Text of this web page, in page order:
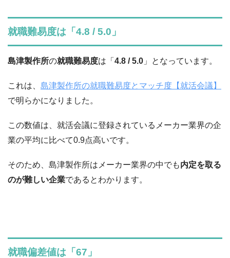
就職難易度は「4.8 / 5.0」
島津製作所の就職難易度は「 4.8 / 5.0 」となっています。
これは、 島津製作所の就職難易度とマッチ度【就活会議】
で明らかになりました。
この数値は、就活会議に登録されているメーカー業界の企
業の平均に比べて0.9点高いです。
そのため、島津製作所はメーカー業界の中でも内定を取る
のが難しい企業であるとわかります。
就職偏差値は「67」